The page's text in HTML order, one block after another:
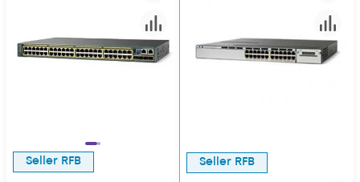
Seller RFB Seller RFB